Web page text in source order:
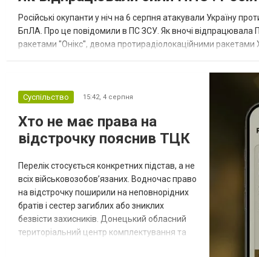
Російські окупанти у ніч на 6 серпня атакували Україну
БпЛА. Про це повідомили в ПС ЗСУ. Як вночі відпрацювала
ракетами "Онікс", двома протирадіолокаційними ракетами
Суспільство 15:42, 4 серпня
Хто не має права на
відстрочку пояснив ТЦК
Перелік стосується конкретних підстав, а не
всіх військовозобов’язаних. Водночас право
на відстрочку поширили на неповнорідних
братів і сестер загиблих або зниклих
безвісти захисників. Донецький обласний
територіальний центр комплектування та